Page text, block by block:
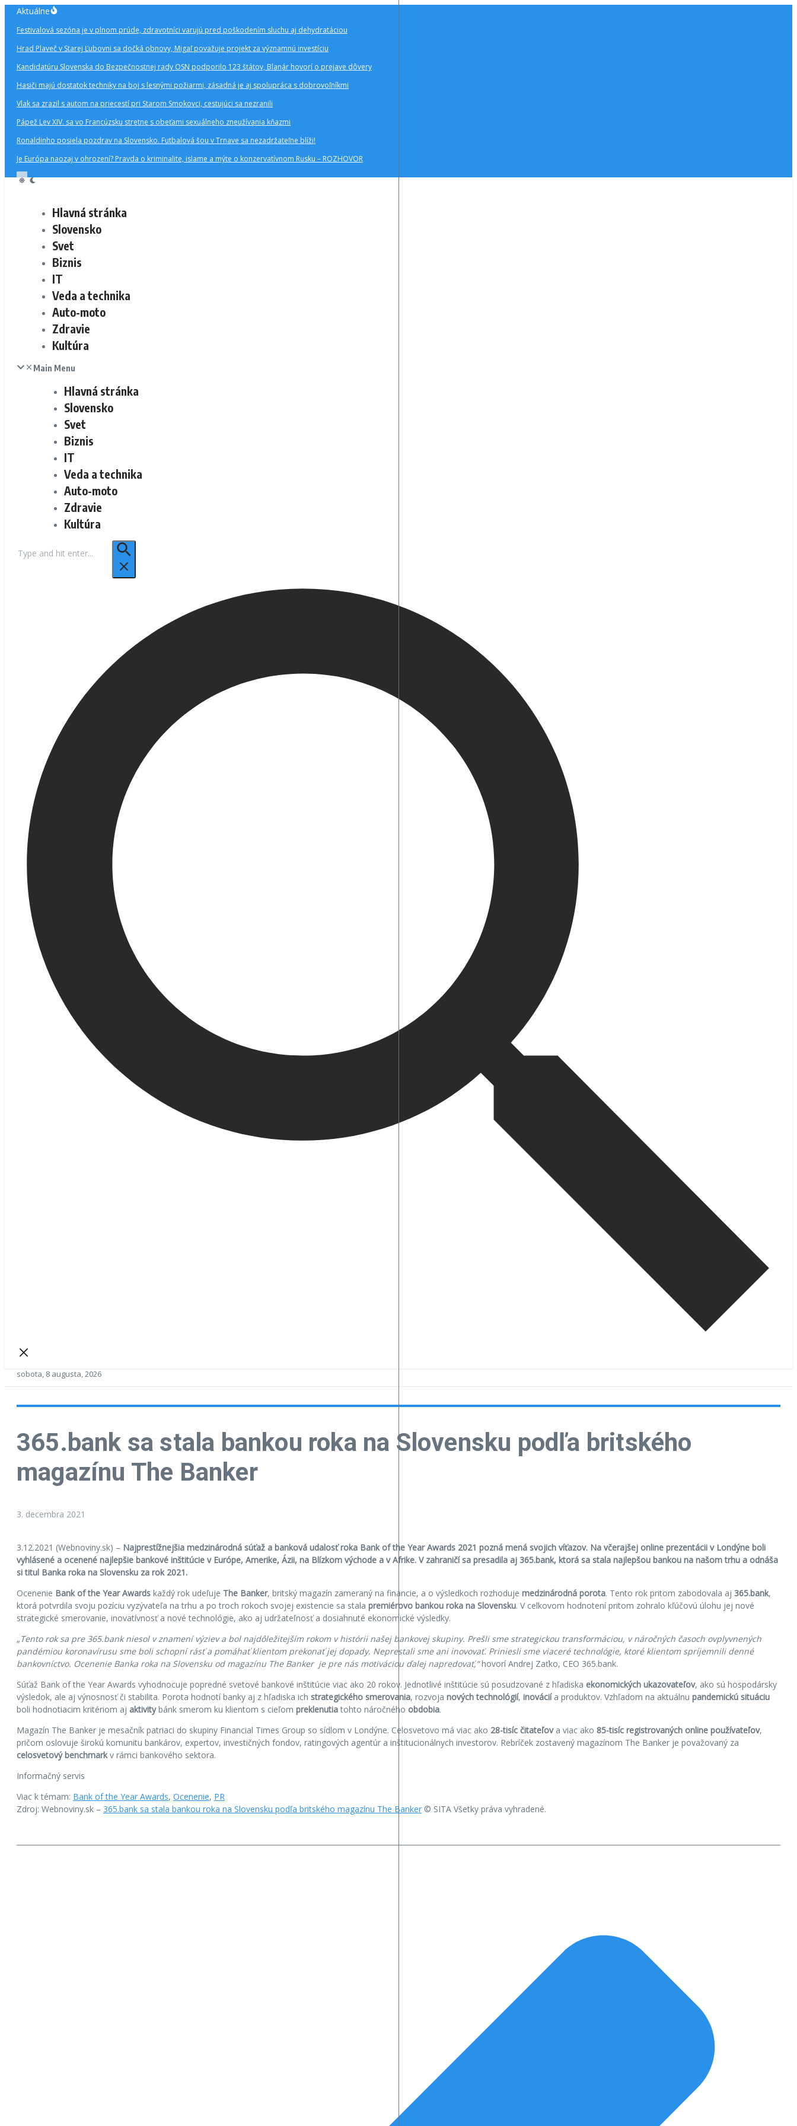
Preskočiť
obsah
Aktuálne
Festivalová sezóna je v plnom prúde, zdravotníci varujú pred poškodením sluchu aj dehydratáciou
Hrad Plaveč v Starej Ľubovni sa dočká obnovy, Migaľ považuje projekt za významnú investíciu
Kandidatúru Slovenska do Bezpečnostnej rady OSN podporilo 123 štátov, Blanár hovorí o prejave dôvery
Hasiči majú dostatok techniky na boj s lesnými požiarmi, zásadná je aj spolupráca s dobrovoľníkmi
Vlak sa zrazil s autom na priecestí pri Starom Smokovci, cestujúci sa nezranili
Pápež Lev XIV. sa vo Francúzsku stretne s obeťami sexuálneho zneužívania kňazmi
Ronaldinho posiela pozdrav na Slovensko. Futbalová šou v Trnave sa nezadržateľne blíži!
Je Európa naozaj v ohrození? Pravda o kriminalite, islame a mýte o konzervatívnom Rusku – ROZHOVOR
Hlavná stránka
Slovensko
Svet
Biznis
IT
Veda a technika
Auto-moto
Zdravie
Kultúra
Main Menu
Hlavná stránka
Slovensko
Svet
Biznis
IT
Veda a technika
Auto-moto
Zdravie
Kultúra
sobota, 8 augusta, 2026
365.bank sa stala bankou roka na Slovensku podľa britského
magazínu The Banker
3. decembra 2021
3.12.2021 (Webnoviny.sk) – Najprestížnejšia medzinárodná súťaž a banková udalosť roka Bank of the Year Awards 2021 pozná mená svojich víťazov. Na včerajšej online prezentácii v Londýne boli
vyhlásené a ocenené najlepšie bankové inštitúcie v Európe, Amerike, Ázii, na Blízkom východe a v Afrike. V zahraničí sa presadila aj 365.bank, ktorá sa stala najlepšou bankou na našom trhu a odnáša
si titul Banka roka na Slovensku za rok 2021.
Ocenenie Bank of the Year Awards každý rok udeľuje The Banker, britský magazín zameraný na financie, a o výsledkoch rozhoduje medzinárodná porota. Tento rok pritom zabodovala aj 365.bank,
ktorá potvrdila svoju pozíciu vyzývateľa na trhu a po troch rokoch svojej existencie sa stala premiérovo bankou roka na Slovensku. V celkovom hodnotení pritom zohralo kľúčovú úlohu jej nové
strategické smerovanie, inovatívnosť a nové technológie, ako aj udržateľnosť a dosiahnuté ekonomické výsledky.
„Tento rok sa pre 365.bank niesol v znamení výziev a bol najdôležitejším rokom v histórii našej bankovej skupiny. Prešli sme strategickou transformáciou, v náročných časoch ovplyvnených
pandémiou koronavírusu sme boli schopní rásť a pomáhať klientom prekonať jej dopady. Neprestali sme ani inovovať. Priniesli sme viaceré technológie, ktoré klientom spríjemnili denné
bankovníctvo. Ocenenie Banka roka na Slovensku od magazínu The Banker je pre nás motiváciou ďalej napredovať,“hovorí Andrej Zaťko, CEO 365.bank.
Súťaž Bank of the Year Awards vyhodnocuje popredné svetové bankové inštitúcie viac ako 20 rokov. Jednotlivé inštitúcie sú posudzované z hľadiska ekonomických ukazovateľov, ako sú hospodársky
výsledok, ale aj výnosnosť či stabilita. Porota hodnotí banky aj z hľadiska ich strategického smerovania, rozvoja nových technológií, inováciía produktov. Vzhľadom na aktuálnu pandemickú situáciu
boli hodnotiacim kritériom aj aktivitybánk smerom ku klientom s cieľom preklenutiatohto náročného obdobia.
Magazín The Banker je mesačník patriaci do skupiny Financial Times Group so sídlom v Londýne. Celosvetovo má viac ako 28-tisíc čitateľova viac ako 85-tisíc registrovaných online používateľov,
pričom oslovuje širokú komunitu bankárov, expertov, investičných fondov, ratingových agentúr a inštitucionálnych investorov. Rebríček zostavený magazínom The Banker je považovaný za
celosvetový benchmarkv rámci bankového sektora.
Informačný servis
Viac k témam: Bank of the Year Awards, Ocenenie, PR
Zdroj: Webnoviny.sk – 365.bank sa stala bankou roka na Slovensku podľa britského magazínu The Banker © SITA Všetky práva vyhradené.